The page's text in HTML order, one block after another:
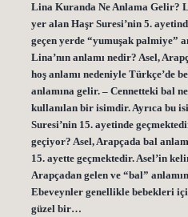
Lina Kuranda Ne Anlama Gelir?
yer alan Haşr Suresi’nin 5.
geçen yerde “yumuşak palmiye”
Lina’nın anlamı nedir? Asel,
hoş anlamı nedeniyle Türkçe’de
anlamına gelir. – Cennetteki bal
kullanılan bir isimdir. Ayrıca bu
Suresi’nin 15. ayetinde
geçiyor? Asel, Arapçada bal
15. ayette geçmektedir. Asel’in
Arapçadan gelen ve “bal”
Ebeveynler genellikle bebekleri
güzel bir…